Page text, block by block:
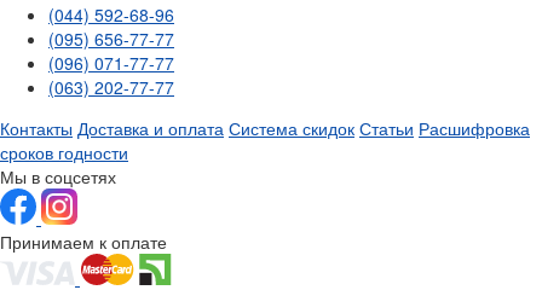
(044) 592-68-96
(095) 656-77-77
(096) 071-77-77
(063) 202-77-77
Контакты Доставка и оплата Система скидок Статьи Расшифровка
сроков годности
Мы в соцсетях
Принимаем к оплате